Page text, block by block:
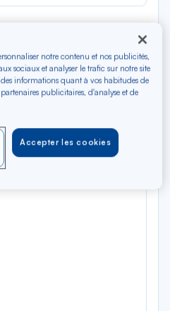
liste
Vider
2026
N/A*
— Économique
notre contenu et nos publicités,
sociaux et analyser le trafic sur notre site
informations quant à vos habitudes de
publicitaires, d'analyse et de
Accepter les cookies